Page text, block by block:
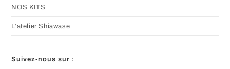
NOS KITS
L’atelier Shiawase
Suivez-nous sur :